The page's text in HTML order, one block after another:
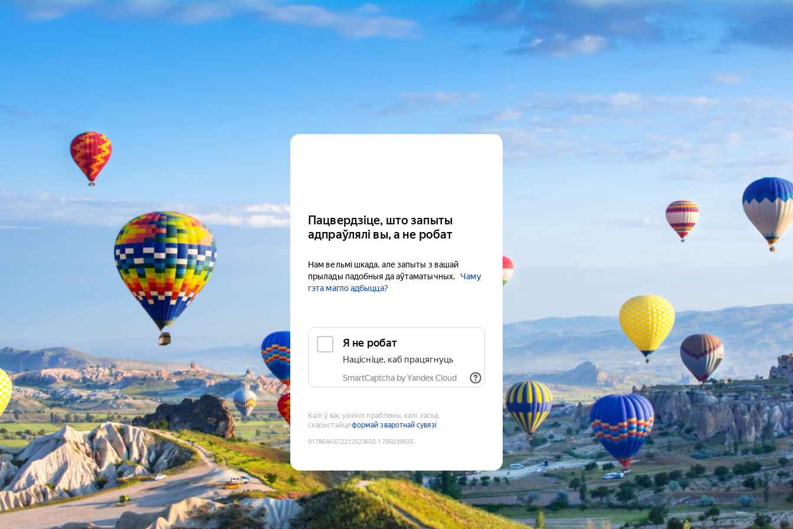
Пацвердзіце, што запыты
адпраўлялі вы, а не робат
Нам вельмі шкада, але запыты з вашай
прылады падобныя да аўтаматычных.
Чаму
гэта магло адбыцца?
Я не робат
Націсніце, каб працягнуць
SmartCaptcha by Yandex Cloud
Калі ў вас узніклі праблемы, калі ласка,
скарыстайцеформай зваротнай сувязі
9178646672212523650:1786039935